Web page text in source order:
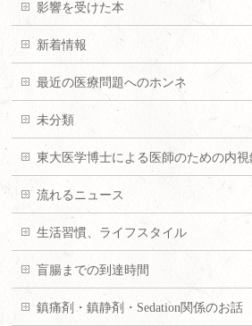
影響を受けた本
新着情報
最近の医療問題へのホンネ
未分類
東大医学博士による医師のための内
流れるニュース
生活習慣、ライフスタイル
盲腸までの到達時間
鎮痛剤・鎮静剤・Sedation関係のお話